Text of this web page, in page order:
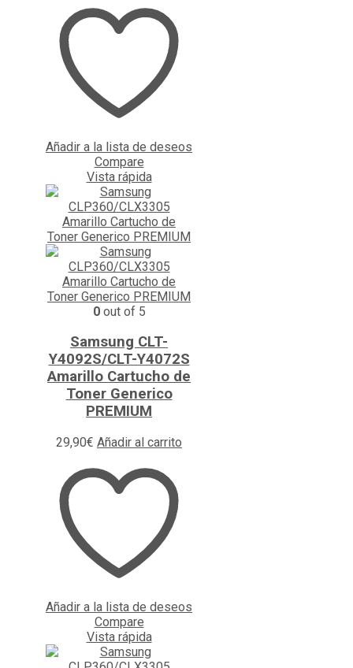
Añadir a la lista de deseos
Compare
Vista rápida
0out of 5
Samsung CLT-
Y4092S/CLT-Y4072S
Amarillo Cartucho de
Toner Generico
PREMIUM
29,90€ Añadir al carrito
Añadir a la lista de deseos
Compare
Vista rápida